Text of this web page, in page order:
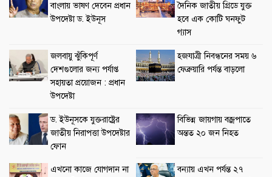
বাংলায় ভাষণ দেবেন প্রধান
উপদেষ্টা ড. ইউনূস
দৈনিক জাতীয় গ্রিডে যুক্ত
হবে এক কোটি ঘনফুট
গ্যাস
জলবায়ু ঝুঁকিপূর্ণ
দেশগুলোর জন্য পর্যাপ্ত
সহায়তা প্রয়োজন : প্রধান
উপদেষ্টা
হজযাত্রী নিবন্ধনের সময় ৬
ফেব্রুয়ারি পর্যন্ত বাড়লো
ড. ইউনূসকে যুক্তরাষ্ট্রের
জাতীয় নিরাপত্তা উপদেষ্টার
ফোন
বিভিন্ন জায়গায় বজ্রপাতে
অন্তত ২০ জন নিহত
এখনো কাজে যোগদান না
বন্যায় এখন পর্যন্ত ২৭